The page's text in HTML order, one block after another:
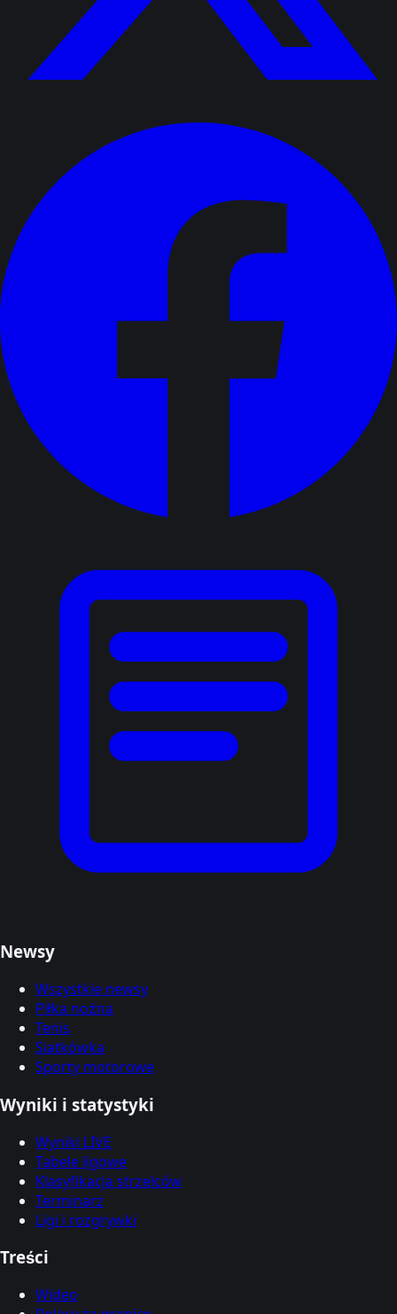
Newsy
Wszystkie newsy
Piłka nożna
Tenis
Siatkówka
Sporty motorowe
Wyniki i statystyki
Wyniki LIVE
Tabele ligowe
Klasyfikacja strzelców
Terminarz
Ligi i rozgrywki
Treści
Wideo